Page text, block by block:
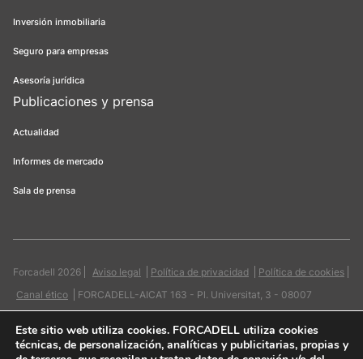
Inversión inmobiliaria
Seguro para empresas
Asesoría jurídica
Publicaciones y prensa
Actualidad
Informes de mercado
Sala de prensa
Forcadell 2026 Aviso legal Política de privacidad
Política de cookies
Canal ético
FORCADELL-AICAT 163 - Pl. Universitat, 3 - 08007
Este sitio web utiliza cookies. FORCADELL utiliza cookies
técnicas, de personalización, analíticas y publicitarias, propias y